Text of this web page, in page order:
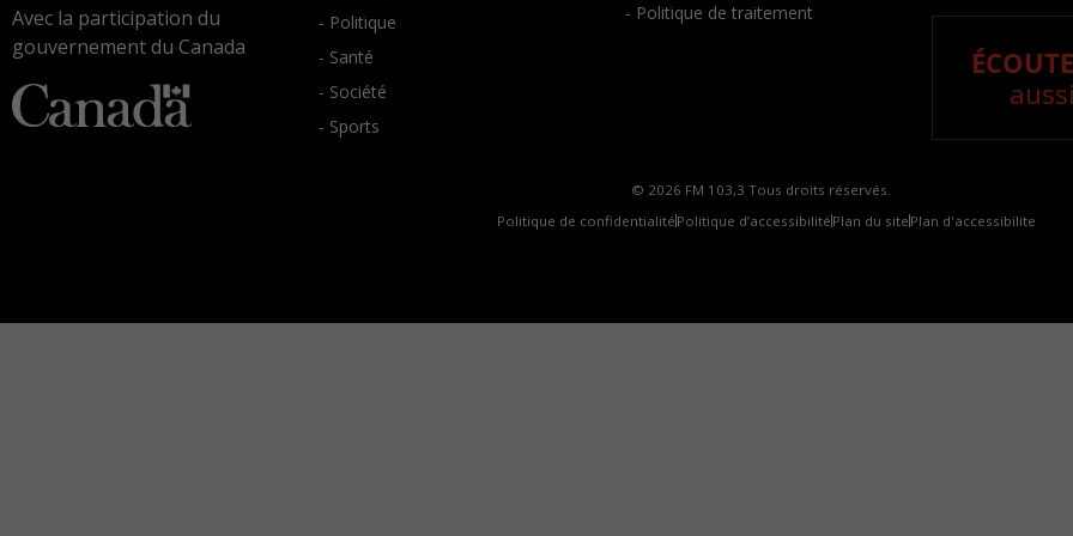
Avec la participation du
gouvernement du Canada
- Politique
- Santé
- Société
- Sports
- Politique de traitement
© 2026 FM 103,3 Tous droits réservés.
Politique de confidentialité Politique d’accessibilité Plan du site Plan d'accessibilite